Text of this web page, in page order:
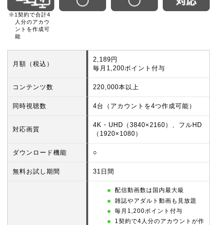
※1契約で合計4
人分のアカウ
ントを作成可
能
月額（税込）
2,189円
毎月1,200ポイント付与
コンテンツ数 220,000本以上
同時視聴数 4台（アカウントを4つ作成可能）
対応画質
4K・UHD（3840×2160）、フルHD
（1920×1080）
ダウンロード機能 ○
無料お試し期間 31日間
配信動画数は国内最大級
雑誌やアダルト動画も見放題
毎月1,200ポイント付与
1契約で4人分のアカウントが作